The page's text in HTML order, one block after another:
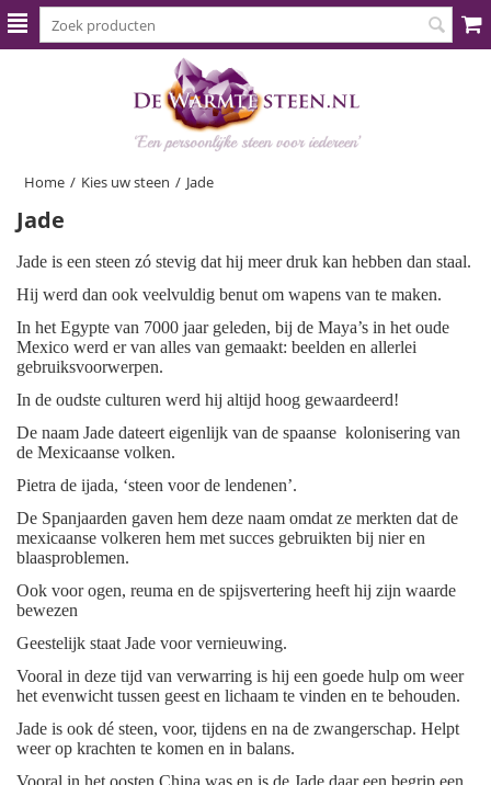
Home / Kies uw steen / Jade
Jade
Jade is een steen zó stevig dat hij meer druk kan hebben dan staal.
Hij werd dan ook veelvuldig benut om wapens van te maken.
In het Egypte van 7000 jaar geleden, bij de Maya’s in het oude
Mexico werd er van alles van gemaakt: beelden en allerlei
gebruiksvoorwerpen.
In de oudste culturen werd hij altijd hoog gewaardeerd!
De naam Jade dateert eigenlijk van de spaanse kolonisering van
de Mexicaanse volken.
Pietra de ijada, ‘steen voor de lendenen’.
De Spanjaarden gaven hem deze naam omdat ze merkten dat de
mexicaanse volkeren hem met succes gebruikten bij nier en
blaasproblemen.
Ook voor ogen, reuma en de spijsvertering heeft hij zijn waarde
bewezen
Geestelijk staat Jade voor vernieuwing.
Vooral in deze tijd van verwarring is hij een goede hulp om weer
het evenwicht tussen geest en lichaam te vinden en te behouden.
Jade is ook dé steen, voor, tijdens en na de zwangerschap. Helpt
weer op krachten te komen en in balans.
Vooral in het oosten,China was en is de Jade daar een begrip een